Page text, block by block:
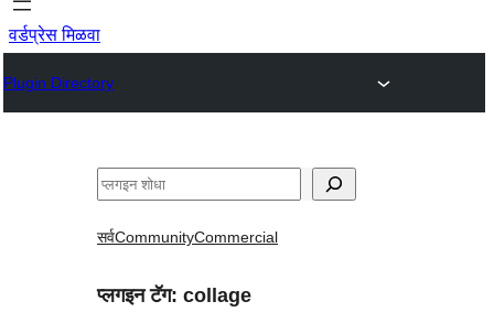
वर्डप्रेस मिळवा
Plugin Directory
शोधा
सर्वCommunityCommercial
प्लगइन टॅग: collage